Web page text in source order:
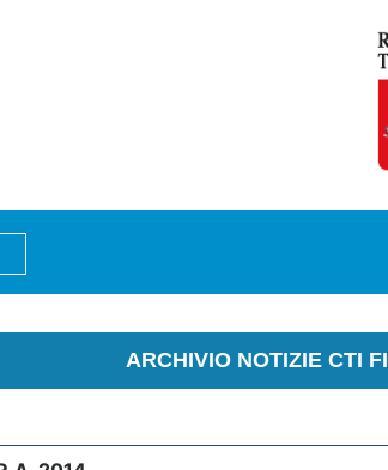
ARCHIVIO NOTIZIE CTI